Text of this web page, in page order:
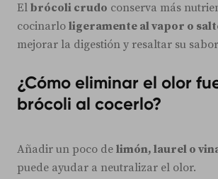
El brócoli crudo conserva más
cocinarlo ligeramente al vapor o
mejorar la digestión y resaltar su
¿Cómo eliminar el olor
brócoli al cocerlo?
Añadir un poco de limón, laurel o
puede ayudar a neutralizar el olor.